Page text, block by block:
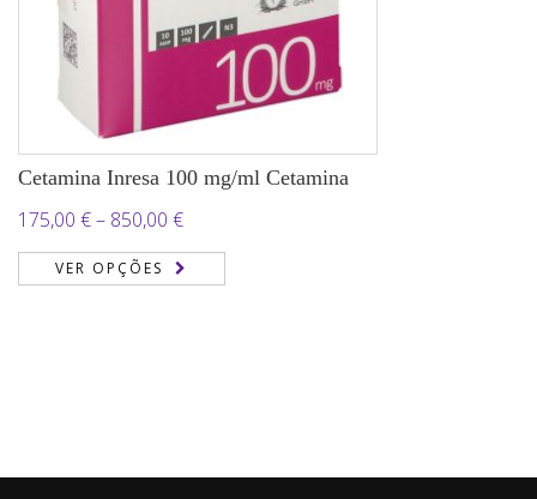
Cetamina Inresa 100 mg/ml Cetamina
175,00 €– 850,00 €Price
range:
175,00 €
VER OPÇÕES